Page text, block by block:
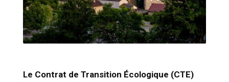
Le Contrat de Transition Écologique (CTE)